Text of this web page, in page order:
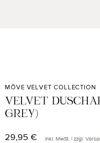
MÖVE VELVET COLLECTION
VELVET
GREY)
Regulärer Preis:
29,95 € inkl. MwSt. | zzgl.